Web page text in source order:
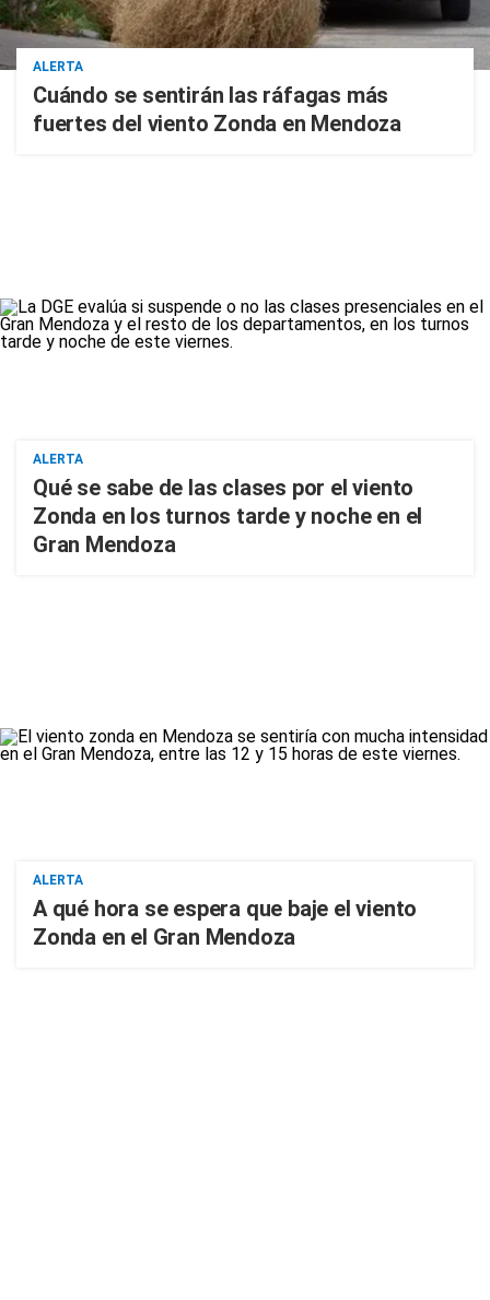
ALERTA
Cuándo se sentirán las ráfagas más
fuertes del viento Zonda en Mendoza
ALERTA
Qué se sabe de las clases por el viento
Zonda en los turnos tarde y noche en el
Gran Mendoza
ALERTA
A qué hora se espera que baje el viento
Zonda en el Gran Mendoza